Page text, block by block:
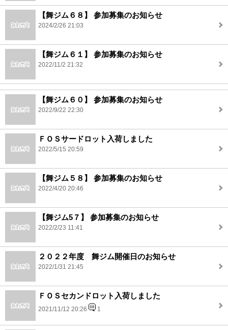
【舞ジム６８】 参加募集のお知らせ
2024/2/26 21:03
【舞ジム６１】 参加募集のお知らせ
2022/11/2 21:32
【舞ジム６０】 参加募集のお知らせ
2022/9/22 22:30
ＦＯＳサードロット入荷しました
2022/5/15 20:59
【舞ジム５８】 参加募集のお知らせ
2022/4/20 20:46
【舞ジム5７】 参加募集のお知らせ
2022/2/23 11:41
２０２２年度 舞ジム開催日のお知らせ
2022/1/31 21:45
ＦＯＳセカンドロット入荷しました
2021/11/12 20:26 1